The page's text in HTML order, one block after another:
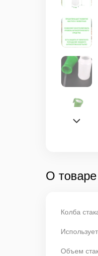
О товаре
Колба
Объем